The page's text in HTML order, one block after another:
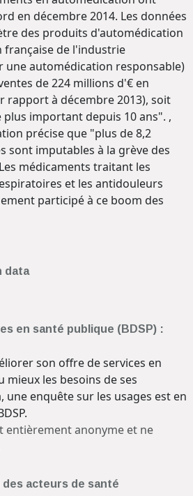
en décembre 2014. Les données
des produits d'automédication
française de l'industrie
une automédication responsable)
de 224 millions d'€ en
rapport à décembre 2013), soit
important depuis 10 ans". ,
précise que "plus de 8,2
sont imputables à la grève des
médicaments traitant les
et les antidouleurs
participé à ce boom des
data
en santé publique (BDSP) :
son offre de services en
mieux les besoins de ses
une enquête sur les usages est en
entièrement anonyme et ne
acteurs de santé